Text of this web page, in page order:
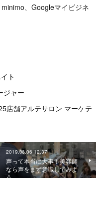
、Googleマイビジネ
ト
ジャー
店舗アルテサロン マーケテ
2019.06.06 12:37
声って本当に大事！美容師
なら声をまず意識してみよ
う